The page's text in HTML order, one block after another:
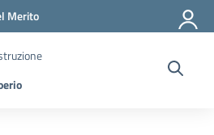
strumenti
Merito